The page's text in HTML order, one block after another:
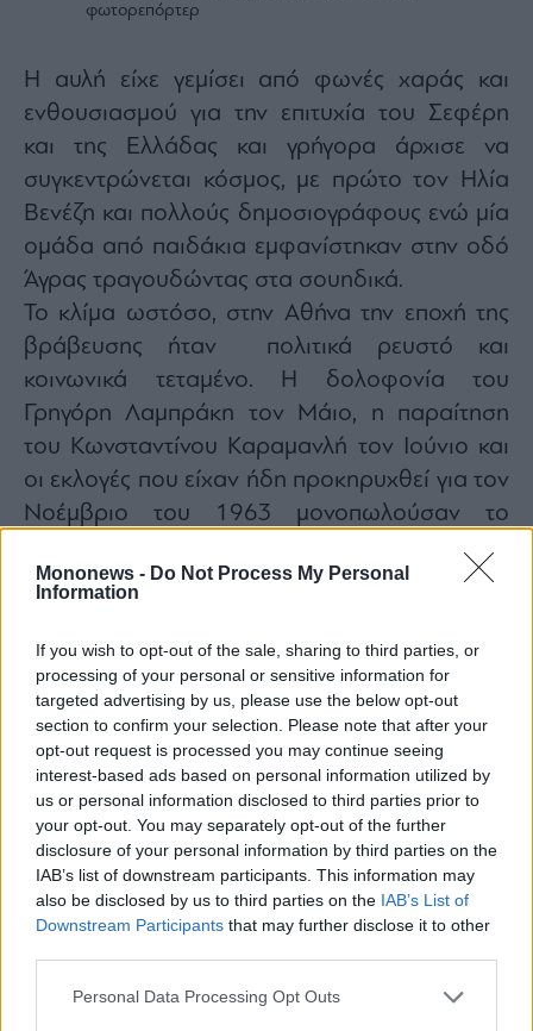
Mononews - Do Not Process My Personal
Information
If you wish to opt-out of the sale, sharing to third parties, or
processing of your personal or sensitive information for
targeted advertising by us, please use the below opt-out
section to confirm your selection. Please note that after your
opt-out request is processed you may continue seeing
interest-based ads based on personal information utilized by
us or personal information disclosed to third parties prior to
your opt-out. You may separately opt-out of the further
disclosure of your personal information by third parties on the
IAB’s list of downstream participants. This information may
also be disclosed by us to third parties on the IAB’s List of
Downstream Participants that may further disclose it to other
Personal Data Processing Opt Outs
φωτορεπόρτερ
Η αυλή είχε γεμίσει από φωνές χαράς και
ενθουσιασμού για την επιτυχία του Σεφέρη
και της Ελλάδας και γρήγορα άρχισε να
συγκεντρώνεται κόσμος, με πρώτο τον Ηλία
Βενέζη και πολλούς δημοσιογράφους ενώ μία
ομάδα από παιδάκια εμφανίστηκαν στην οδό
Άγρας τραγουδώντας στα σουηδικά.
Το κλίμα ωστόσο, στην Αθήνα την εποχή της
βράβευσης ήταν πολιτικά ρευστό και
κοινωνικά τεταμένο. Η δολοφονία του
Γρηγόρη Λαμπράκη τον Μάιο, η παραίτηση
του Κωνσταντίνου Καραμανλή τον Ιούνιο και
οι εκλογές που είχαν ήδη προκηρυχθεί για τον
Νοέμβριο του 1963 μονοπωλούσαν το